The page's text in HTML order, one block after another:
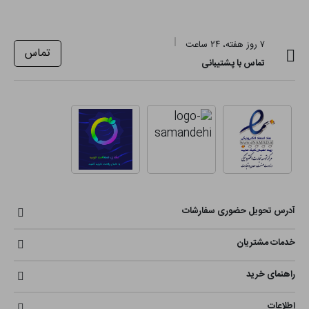
۷ روز هفته، ۲۴ ساعت
تماس با پشتیبانی
تماس
آدرس تحویل حضوری سفارشات
خدمات مشتریان
راهنمای خرید
اطلاعات